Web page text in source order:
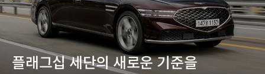
플래그십 세단의 새로운 기준을